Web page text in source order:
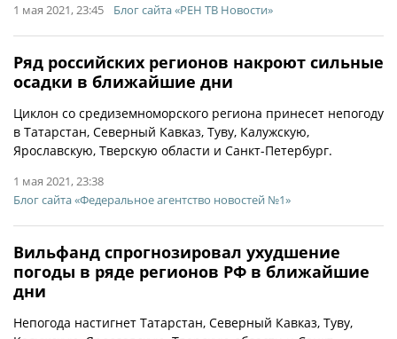
1 мая 2021, 23:45 Блог сайта «РЕН ТВ Новости»
Ряд российских регионов накроют сильные
осадки в ближайшие дни
Циклон со средиземноморского региона принесет непогоду
в Татарстан, Северный Кавказ, Туву, Калужскую,
Ярославскую, Тверскую области и Санкт-Петербург.
1 мая 2021, 23:38
Блог сайта «Федеральное агентство новостей №1»
Вильфанд спрогнозировал ухудшение
погоды в ряде регионов РФ в ближайшие
дни
Непогода настигнет Татарстан, Северный Кавказ, Туву,